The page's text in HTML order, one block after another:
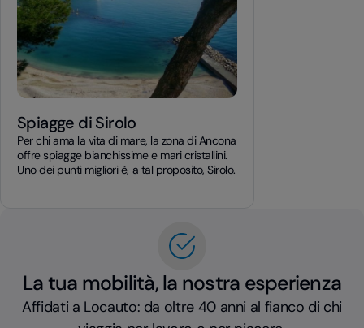
Spiagge di Sirolo
Per chi ama la vita di mare, la zona di Ancona
offre spiagge bianchissime e mari cristallini.
Uno dei punti migliori è, a tal proposito, Sirolo.
La tua mobilità, la nostra esperienza
Affidati a Locauto: da oltre 40 anni al fianco di chi